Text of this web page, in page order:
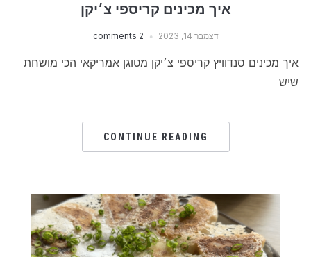
איך מכינים קריספי צ׳יקן
דצמבר 14, 2023 2 comments
איך מכינים סנדוויץ קריספי צ׳יקן מטוגן אמריקאי הכי מושחת
שיש
CONTINUE READING